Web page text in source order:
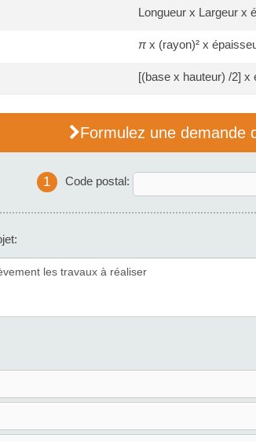
Longueur x Largeur x
πx (rayon)² x
[(base x hauteur) /2] x
Formulez une demande
1 Code postal: